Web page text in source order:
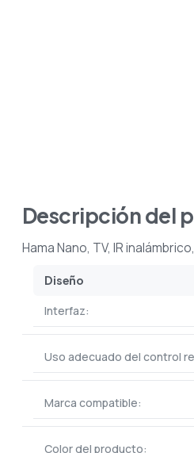
Descripción del
Hama Nano, TV, IR
Diseño
Interfaz:
Uso adecuado del control
Marca compatible:
Color del producto: